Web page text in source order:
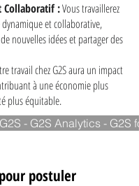
Collaboratif :Vous travaillerez
et collaborative,
nouvelles idées et partager des
travail chez G2S aura un impact
à une économie plus
plus équitable.
- G2S Analytics - G2S
postuler